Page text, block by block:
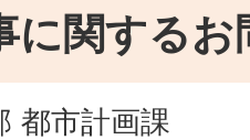
に関するお
都市計画課